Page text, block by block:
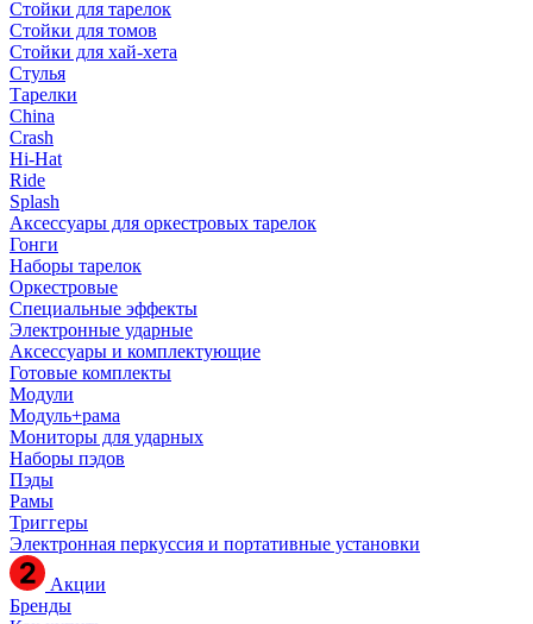
Стойки для тарелок
Стойки для томов
Стойки для хай-хета
Стулья
Тарелки
China
Crash
Hi-Hat
Ride
Splash
Аксессуары для оркестровых тарелок
Гонги
Наборы тарелок
Оркестровые
Специальные эффекты
Электронные ударные
Аксессуары и комплектующие
Готовые комплекты
Модули
Модуль+рама
Мониторы для ударных
Наборы пэдов
Пэды
Рамы
Триггеры
Электронная перкуссия и портативные установки
Акции
Бренды